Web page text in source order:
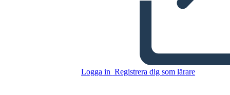
Logga in Registrera dig som lärare
Tapahtumajuliste 1
Kopiera denna storyboard
SKAPA EN STORYBOARD